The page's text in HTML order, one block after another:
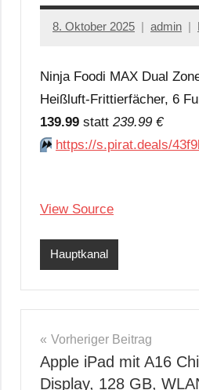
8. Oktober 2025 admin
Ninja Foodi MAX Dual
Heißluft-Frittierfächer, 6
139.99 statt 239.99 €
⏩️ https://s.pirat.deals/
View Source
Hauptkanal
Beitragsnavigation
Vorheriger Beitrag
Apple iPad mit A16
Display, 128 GB,